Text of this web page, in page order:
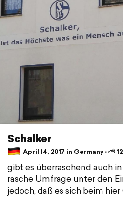
Schalker
April 14, 2017 in Germany ⋅ ⛅
gibt es überraschend auch
rasche Umfrage unter den
jedoch, daß es sich beim